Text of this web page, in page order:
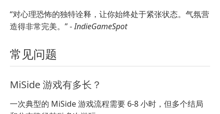
“对心理恐怖的独特诠释，让你始终处于紧张状态。气氛营
造得非常完美。”- IndieGameSpot
常见问题
MiSide 游戏有多长？
一次典型的 MiSide 游戏流程需要 6-8 小时，但多个结局